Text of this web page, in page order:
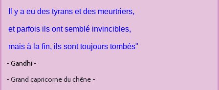
Il y a eu des tyrans et des meurtriers,
et parfois ils ont semblé invincibles,
mais à la fin, ils sont toujours tombés"
- Gandhi -
- Grand capricorne du chêne -